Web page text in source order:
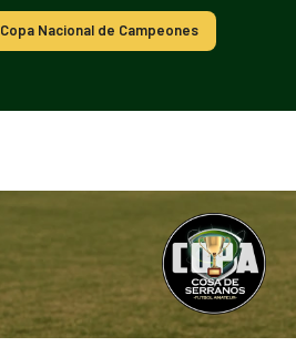
Copa Nacional de Campeones